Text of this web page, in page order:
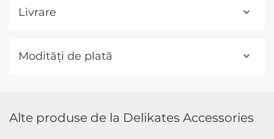
Livrare
Modități de plată
Alte produse de la Delikates Accessories